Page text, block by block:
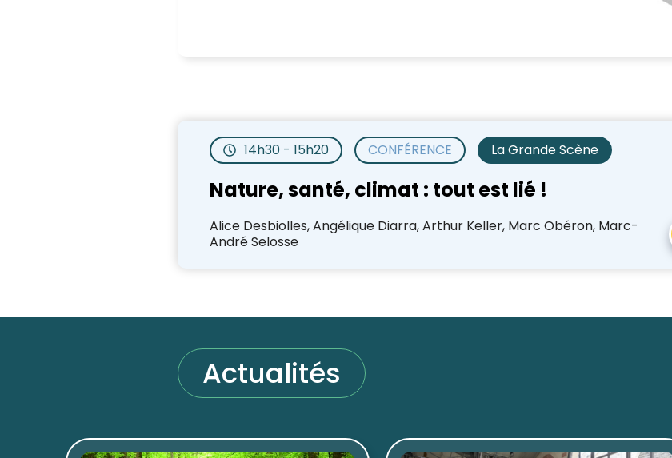
14h30 - 15h20 CONFÉRENCE La Grande Scène
Nature, santé, climat : tout est lié !
Alice Desbiolles, Angélique Diarra, Arthur Keller, Marc Obéron, Marc-
André Selosse
Actualités